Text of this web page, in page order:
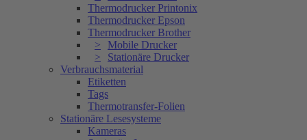
Thermodrucker Printonix
Thermodrucker Epson
Thermodrucker Brother
Mobile Drucker
Stationäre Drucker
Verbrauchsmaterial
Etiketten
Tags
Thermotransfer-Folien
Stationäre Lesesysteme
Kameras